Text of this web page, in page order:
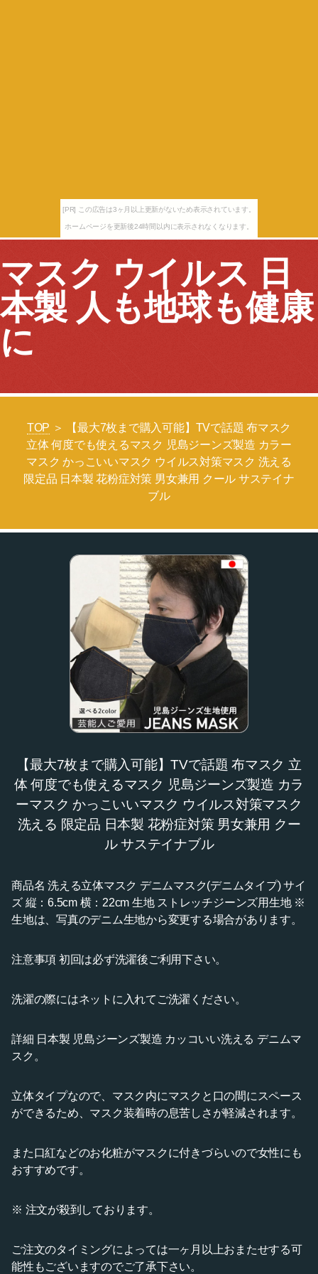
[PR] この広告は3ヶ月以上更新がないため表示されています。
ホームページを更新後24時間以内に表示されなくなります。
マスク ウイルス 日
本製 人も地球も健康
に
TOP ＞ 【最大7枚まで購入可能】TVで話題 布マスク
立体 何度でも使えるマスク 児島ジーンズ製造 カラー
マスク かっこいいマスク ウイルス対策マスク 洗える
限定品 日本製 花粉症対策 男女兼用 クール サステイナ
ブル
【最大7枚まで購入可能】TVで話題 布マスク 立
体 何度でも使えるマスク 児島ジーンズ製造 カラ
ーマスク かっこいいマスク ウイルス対策マスク
洗える 限定品 日本製 花粉症対策 男女兼用 クー
ル サステイナブル
商品名 洗える立体マスク デニムマスク(デニムタイプ) サイ
ズ 縦：6.5cm 横：22cm 生地 ストレッチジーンズ用生地 ※
生地は、写真のデニム生地から変更する場合があります。
注意事項 初回は必ず洗濯後ご利用下さい。
洗濯の際にはネットに入れてご洗濯ください。
詳細 日本製 児島ジーンズ製造 カッコいい洗える デニムマ
スク。
立体タイプなので、マスク内にマスクと口の間にスペース
ができるため、マスク装着時の息苦しさが軽減されます。
また口紅などのお化粧がマスクに付きづらいので女性にも
おすすめです。
※ 注文が殺到しております。
ご注文のタイミングによっては一ヶ月以上おまたせする可
能性もございますのでご了承下さい。